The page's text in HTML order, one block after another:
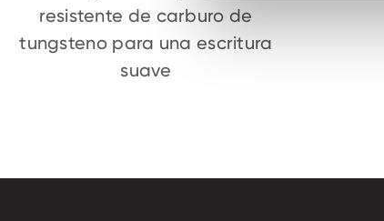
resistente de carburo de
tungsteno para una escritura
suave